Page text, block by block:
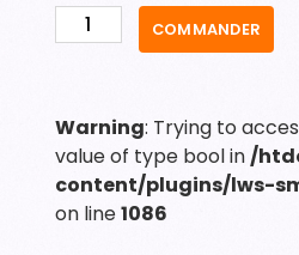
quantité
de
AVANT
COMMANDER
Warning: Trying to
value of type bool in/
content/plugins/lws-
on line1086